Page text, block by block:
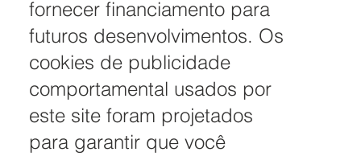
fornecer financiamento para
futuros desenvolvimentos. Os
cookies de publicidade
comportamental usados ​​por
este site foram projetados
para garantir que você